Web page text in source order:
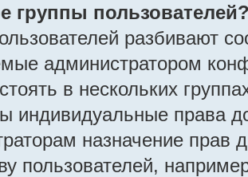
группы
разбивают
администратором
в нескольких
индивидуальные права
назначение прав
пользователей,